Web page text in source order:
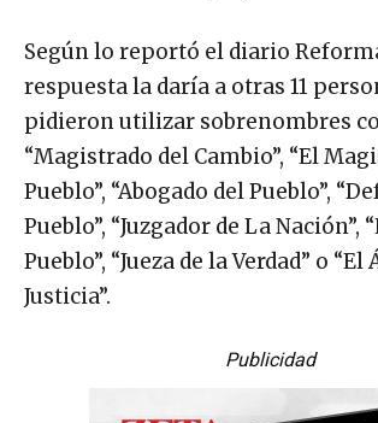
Según lo reportó el diario
respuesta la daría a otras 11
pidieron utilizar sobrenombres
“Magistrado del Cambio”, “El
Pueblo”, “Abogado del Pueblo”,
Pueblo”, “Juzgador de La Nación”,
Pueblo”, “Jueza de la Verdad” o
Justicia”.
Publicidad